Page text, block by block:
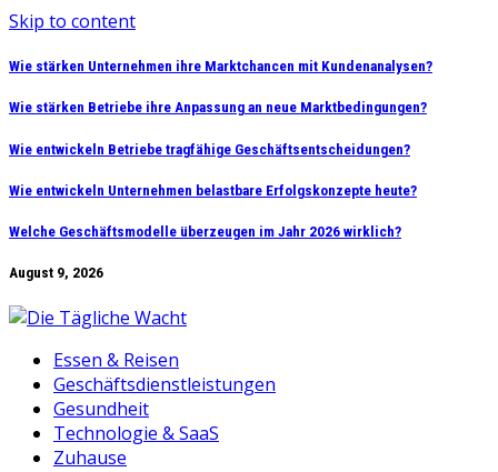
Skip to content
Wie stärken Unternehmen ihre Marktchancen mit Kundenanalysen?
Wie stärken Betriebe ihre Anpassung an neue Marktbedingungen?
Wie entwickeln Betriebe tragfähige Geschäftsentscheidungen?
Wie entwickeln Unternehmen belastbare Erfolgskonzepte heute?
Welche Geschäftsmodelle überzeugen im Jahr 2026 wirklich?
August 9, 2026
Essen & Reisen
Geschäftsdienstleistungen
Gesundheit
Technologie & SaaS
Zuhause